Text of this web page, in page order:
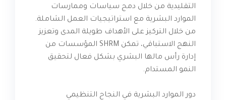
التقليدية من خلال دمج سياسات وممارسات
الموارد البشرية مع استراتيجيات العمل الشاملة.
من خلال التركيز على الأهداف طويلة المدى وتعزيز
النهج الاستباقي، تمكن SHRM المؤسسات من
إدارة رأس مالها البشري بشكل فعال لتحقيق
النمو المستدام.
دور الموارد البشرية في النجاح التنظيمي